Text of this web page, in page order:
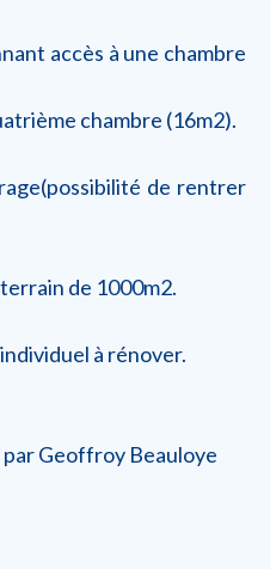
accès à une chambre
chambre (16m2).
de rentrer
de 1000m2.
à rénover.
Geoffroy Beauloye